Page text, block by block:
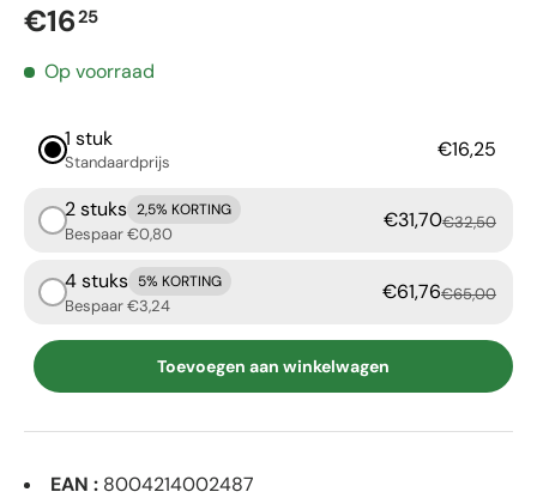
Reguliere prijs
€1625
Op voorraad
1 stuk
Standaardprijs
€16,25
2 stuks 2,5% KORTING
Bespaar €0,80
€31,70€32,50
4 stuks 5% KORTING
Bespaar €3,24
€61,76€65,00
Toevoegen aan winkelwagen
EAN : 8004214002487